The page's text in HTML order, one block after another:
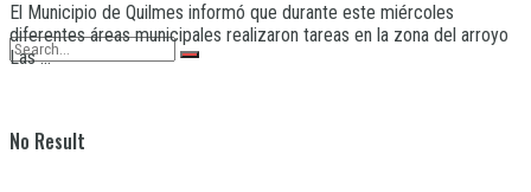
No Result
El Municipio de Quilmes informó que durante este miércoles
diferentes áreas municipales realizaron tareas en la zona del arroyo
Las ...